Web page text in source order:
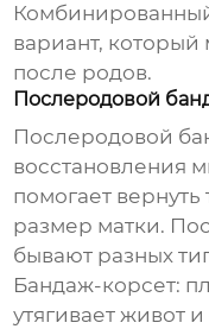
вариант, который
после родов.
Послеродовой
Послеродовой
восстановления
помогает
размер матки.
бывают разных
Бандаж-корсет:
утягивает живот